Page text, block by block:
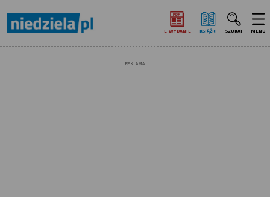
E‑WYDANIE KSIĄŻKI SZUKAJ MENU
REKLAMA